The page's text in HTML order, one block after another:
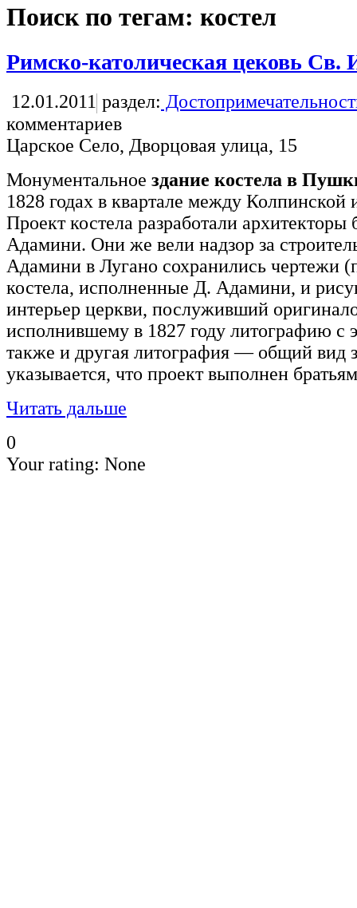
Поиск по тегам: костел
Римско-католическая цековь Св.
12.01.2011 раздел:
комментариев
Царское Село, Дворцовая улица, 15
Монументальное здание костела в
1828 годах в квартале между
Проект костела разработали
Адамини. Они же вели надзор за
Адамини в Лугано сохранились чертежи
костела, исполненные Д. Адамини, и
интерьер церкви, послуживший
исполнившему в 1827 году литографию с
также и другая литография — общий вид
указывается, что проект выполнен
Читать дальше
0
Your rating: None